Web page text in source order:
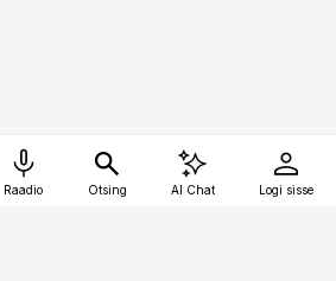
Raadio Otsing AI Chat Logi sisse